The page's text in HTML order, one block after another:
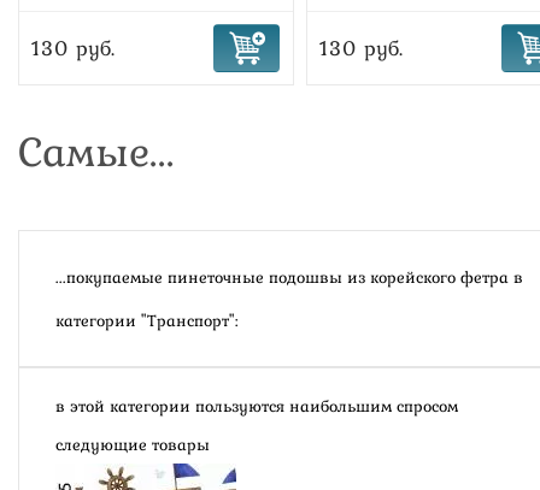
130 руб. 130 руб.
Самые...
...покупаемые пинеточные подошвы из корейского фетра в
категории "Транспорт":
в этой категории пользуются наибольшим спросом
следующие товары